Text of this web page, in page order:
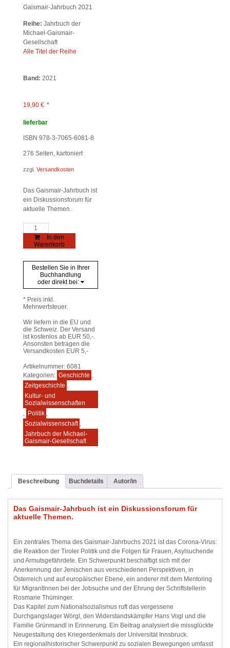
Gaismair-Jahrbuch 2021
Reihe: Jahrbuch der
Michael-Gaismair-
Gesellschaft
Alle Titel der Reihe
Band: 2021
19,90 € *
lieferbar
ISBN 978-3-7065-6081-8
276 Seiten, kartoniert
zzgl. Versandkosten
Das Gaismair-Jahrbuch ist
ein Diskussionsforum für
aktuelle Themen.
Ohne
Maske
Menge
In den
Warenkorb
Bestellen Sie in Ihrer
Buchhandlung
oder direkt bei:
* Preis inkl.
Mehrwertsteuer.
Wir liefern in die EU und
die Schweiz. Der Versand
ist kostenlos ab EUR 50,-.
Ansonsten betragen die
Versandkosten EUR 5,-
Artikelnummer: 6081
Kategorien: Geschichte ,
Zeitgeschichte ,
Kultur- und
Sozialwissenschaften
, Politik ,
Sozialwissenschaft ,
Jahrbuch der Michael-
Gaismair-Gesellschaft
Beschreibung Buchdetails Autor/in
Das Gaismair-Jahrbuch ist ein Diskussionsforum für
aktuelle Themen.
Ein zentrales Thema des Gaismair-Jahrbuchs 2021 ist das Corona-Virus:
die Reaktion der Tiroler Politik und die Folgen für Frauen, Asylsuchende
und Armutsgefährdete. Ein Schwerpunkt beschäftigt sich mit der
Anerkennung der Jenischen aus verschiedenen Perspektiven, in
Österreich und auf europäischer Ebene, ein anderer mit dem Mentoring
für MigrantInnen bei der Jobsuche und der Ehrung der Schriftstellerin
Rosmarie Thüminger.
Das Kapitel zum Nationalsozialismus ruft das vergessene
Durchgangslager Wörgl, den Widerstandskämpfer Hans Vogl und die
Familie Grünmandl in Erinnerung. Ein Beitrag analysiert die missglückte
Neugestaltung des Kriegerdenkmals der Universität Innsbruck.
Ein regionalhistorischer Schwerpunkt zu sozialen Bewegungen umfasst